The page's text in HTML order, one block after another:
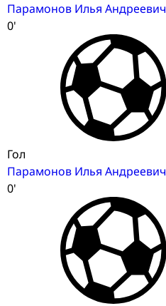
Парамонов Илья Андреевич
0'
Гол
Парамонов Илья Андреевич
0'